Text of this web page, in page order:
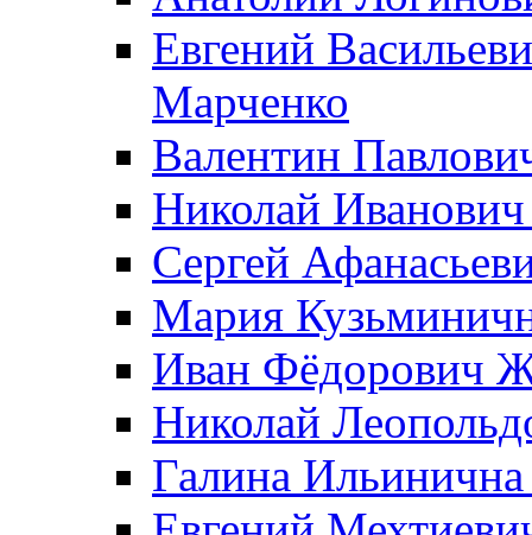
Евгений
Марченко
Валентин
Николай Иванович
Сергей
Мария
Иван Фёдорович
Николай
Галина